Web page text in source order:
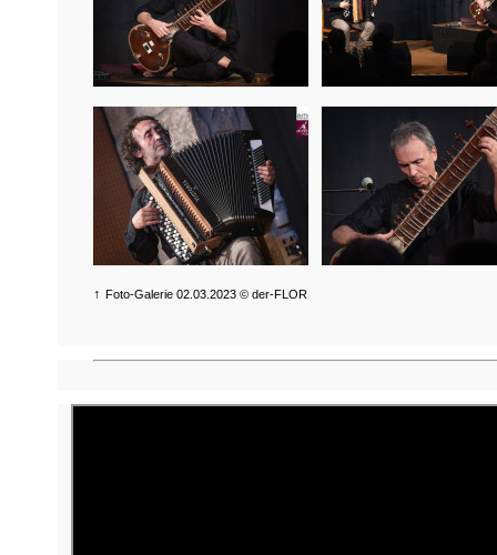
↑ Foto-Galerie 02.03.2023 © der-FLOR